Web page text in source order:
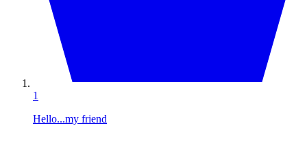
1
Hello...my friend